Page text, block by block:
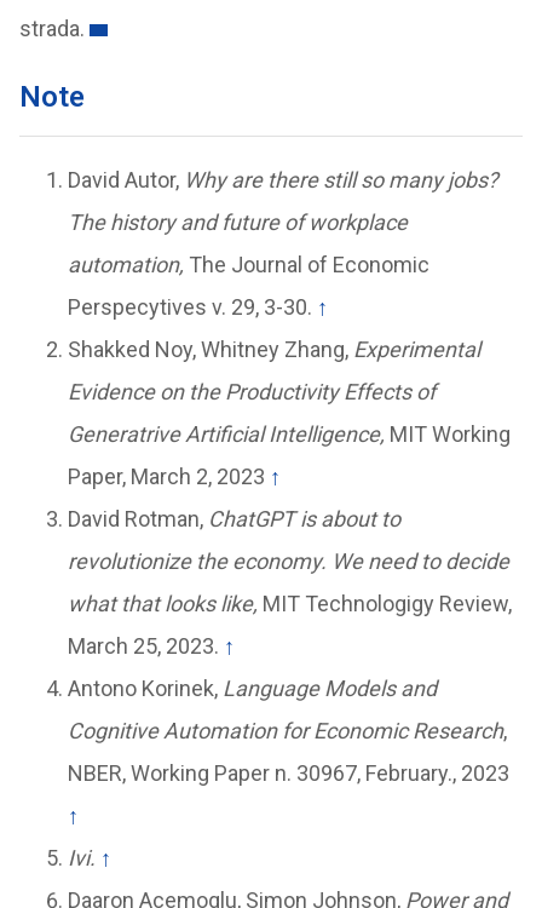
strada.
Note
David Autor, Why are there still so many jobs?
The history and future of workplace
automation, The Journal of Economic
Perspecytives v. 29, 3-30. ↑
Shakked Noy, Whitney Zhang, Experimental
Evidence on the Productivity Effects of
Generatrive Artificial Intelligence, MIT Working
Paper, March 2, 2023 ↑
David Rotman, ChatGPT is about to
revolutionize the economy. We need to decide
what that looks like, MIT Technologigy Review,
March 25, 2023. ↑
Antono Korinek,Language Models and
Cognitive Automation for Economic Research,
NBER, Working Paper n. 30967, February., 2023
↑
Ivi. ↑
Daaron Acemoglu, Simon Johnson, Power and